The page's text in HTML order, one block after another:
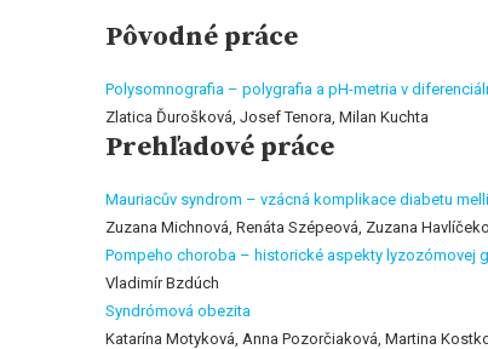
Pôvodné práce
Polysomnografia – polygrafia a pH-metria v
Zlatica Ďurošková, Josef Tenora, Milan Kuchta
Prehľadové práce
Mauriacův syndrom – vzácná komplikace diabetu
Zuzana Michnová, Renáta Szépeová, Zuzana
Pompeho choroba – historické aspekty lyzozómovej
Vladimír Bzdúch
Syndrómová obezita
Katarína Motyková, Anna Pozorčiaková, Martina